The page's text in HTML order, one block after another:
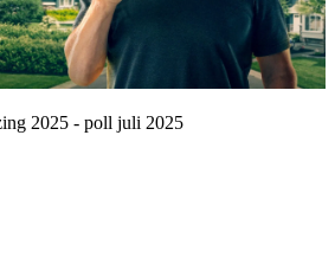
2025 - poll juli 2025